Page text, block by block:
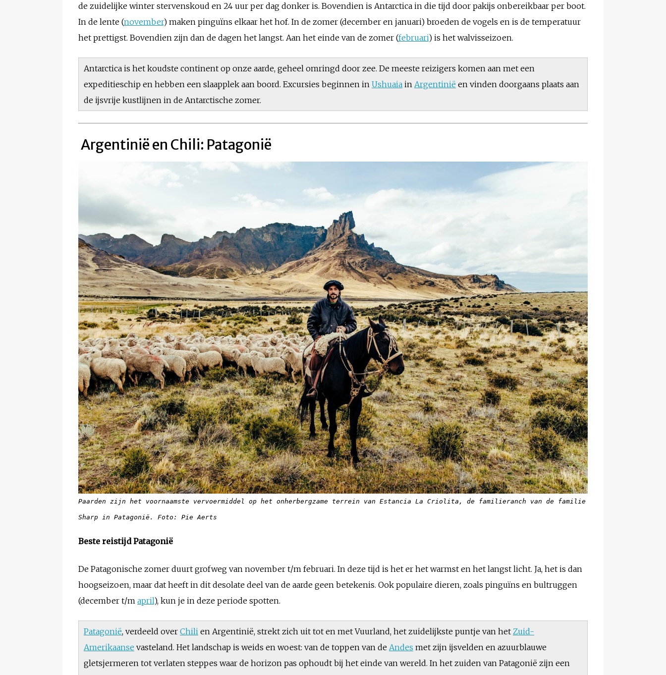
de zuidelijke winter stervenskoud en 24 uur per dag donker is. Bovendien is Antarctica in die tijd door pakijs onbereikbaar per boot.
In de lente (november) maken pinguïns elkaar het hof. In de zomer (december en januari) broeden de vogels en is de temperatuur
het prettigst. Bovendien zijn dan de dagen het langst. Aan het einde van de zomer (februari) is het walvisseizoen.
Antarctica is het koudste continent op onze aarde, geheel omringd door zee. De meeste reizigers komen aan met een
expeditieschip en hebben een slaapplek aan boord. Excursies beginnen in Ushuaia in Argentinië en vinden doorgaans plaats aan
de ijsvrije kustlijnen in de Antarctische zomer.
Argentinië en Chili: Patagonië
Paarden zijn het voornaamste vervoermiddel op het onherbergzame terrein van Estancia La Criolita, de familieranch van de familie
Sharp in Patagonië. Foto: Pie Aerts
Beste reistijd Patagonië
De Patagonische zomer duurt grofweg van november t/m februari. In deze tijd is het er het warmst en het langst licht. Ja, het is dan
hoogseizoen, maar dat heeft in dit desolate deel van de aarde geen betekenis. Ook populaire dieren, zoals pinguïns en bultruggen
(december t/m april), kun je in deze periode spotten.
Patagonië, verdeeld over Chili en Argentinië, strekt zich uit tot en met Vuurland, het zuidelijkste puntje van het Zuid-
Amerikaanse vasteland. Het landschap is weids en woest: van de toppen van de Andes met zijn ijsvelden en azuurblauwe
gletsjermeren tot verlaten steppes waar de horizon pas ophoudt bij het einde van wereld. In het zuiden van Patagonië zijn een